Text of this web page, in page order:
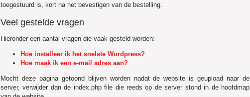
toegestuurd is, kort na het bevestigen van de bestelling.
Veel gestelde vragen
Hieronder een aantal vragen die vaak gesteld worden:
Hoe installeer ik het snelste Wordpress?
Hoe maak ik een e-mail adres aan?
Mocht deze pagina getoond blijven worden nadat de website is geupload naar de
server, verwijder dan de index.php file die reeds op de server stond in de hoofdmap